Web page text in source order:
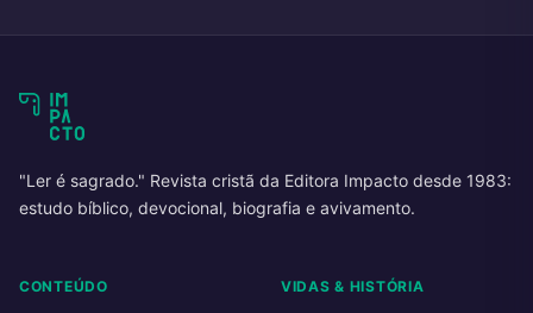
"Ler é sagrado." Revista cristã da Editora Impacto desde 1983:
estudo bíblico, devocional, biografia e avivamento.
CONTEÚDO VIDAS & HISTÓRIA